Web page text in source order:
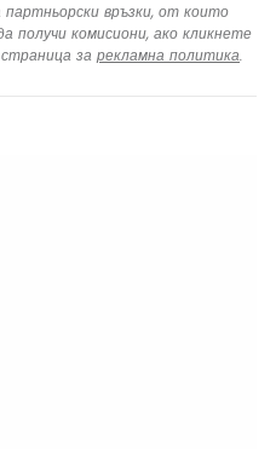
връзки, от които
получи комисиони, ако кликнете
за рекламна политика.